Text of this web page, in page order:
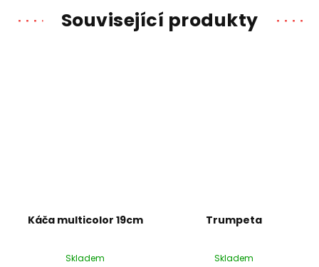
Související produkty
Káča multicolor 19cm
Skladem
Trumpeta
Skladem